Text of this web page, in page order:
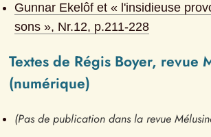
Gunnar Ekelôf et « l'insidieuse
sons », Nr.12, p.211-228
Textes de Régis Boyer, revue
(numérique)
(Pas de publication dans la revue